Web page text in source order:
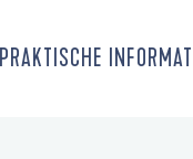
PRAKTISCHE